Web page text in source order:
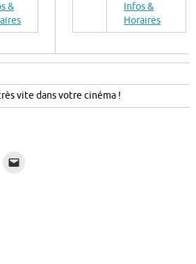
&
Infos &
Horaires
vite dans votre cinéma !